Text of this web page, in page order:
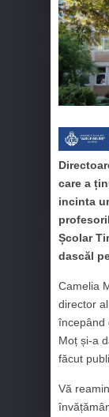
care a
incinta
Școlar
dascăl
Camelia
director
începând
Moț și-a
făcut
Vă